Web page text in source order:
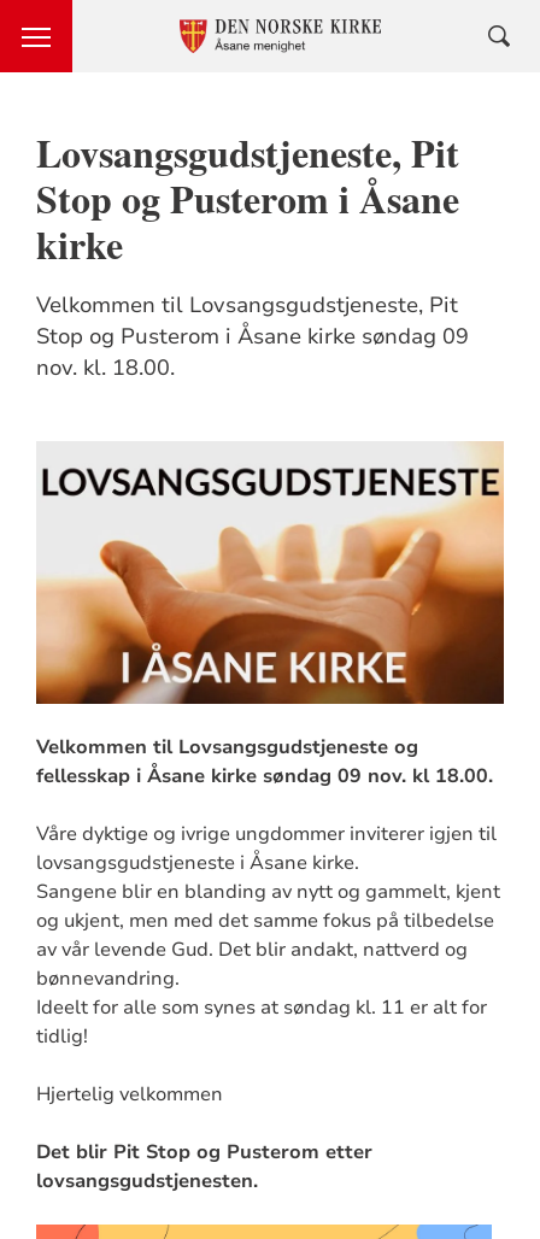
Lovsangsgudstjeneste, Pit
Stop og Pusterom i Åsane
kirke
Velkommen til Lovsangsgudstjeneste, Pit
Stop og Pusterom i Åsane kirke søndag 09
nov. kl. 18.00.
Velkommen til Lovsangsgudstjeneste og
fellesskap i Åsane kirke søndag 09 nov. kl 18.00.
Våre dyktige og ivrige ungdommer inviterer igjen til
lovsangsgudstjeneste i Åsane kirke.
Sangene blir en blanding av nytt og gammelt, kjent
og ukjent, men med det samme fokus på tilbedelse
av vår levende Gud. Det blir andakt, nattverd og
bønnevandring.
Ideelt for alle som synes at søndag kl. 11 er alt for
tidlig!
Hjertelig velkommen
Det blir Pit Stop og Pusterom etter
lovsangsgudstjenesten.